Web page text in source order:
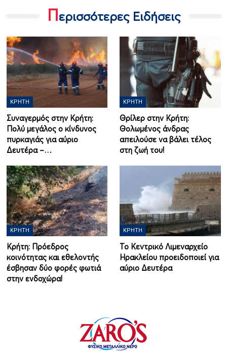
Περισσότερες Ειδήσεις
ΚΡΉΤΗ
Συναγερμός στην Κρήτη:
Πολύ μεγάλος ο κίνδυνος
πυρκαγιάς για αύριο
Δευτέρα –…
ΚΡΉΤΗ
Θρίλερ στην Κρήτη:
Θολωμένος άνδρας
απειλούσε να βάλει τέλος
στη ζωή του!
ΚΡΉΤΗ
Κρήτη: Πρόεδρος
κοινότητας και εθελοντής
έσβησαν δύο φορές φωτιά
στην ενδοχώρα!
ΚΡΉΤΗ
Το Κεντρικό Λιμεναρχείο
Ηρακλείου προειδοποιεί για
αύριο Δευτέρα